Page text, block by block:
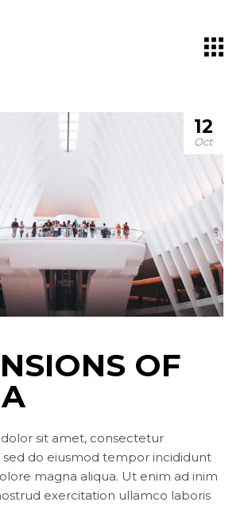
12
Oct
OF
sit amet, consectetur
sed do eiusmod tempor incididunt
magna aliqua. Ut enim ad inim
exercitation ullamco laboris